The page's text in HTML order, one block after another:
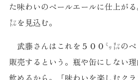
た味わいのペールエールに仕上が
㍑を見込む。
武藤さんはこれを５００㍉㍑の
販売するという。瓶や缶にしない
飲めるから。「味わいを楽しむク